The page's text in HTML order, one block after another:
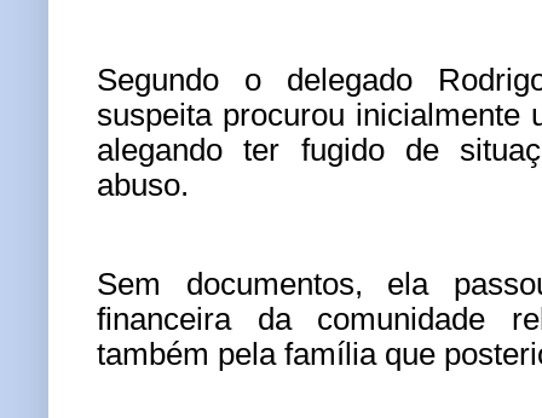
Segundo o delegado
suspeita procurou inicialmente
alegando ter fugido de
abuso.
Sem documentos, ela
financeira da comunidade
também pela família que